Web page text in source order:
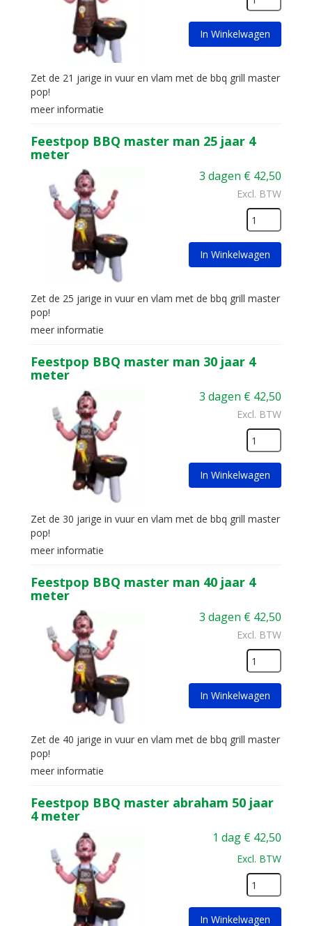
In Winkelwagen
Zet de 21 jarige in vuur en vlam met de bbq grill master
pop!
meer informatie
Feestpop BBQ master man 25 jaar 4
meter
3 dagen € 42,50
Excl. BTW
In Winkelwagen
Zet de 25 jarige in vuur en vlam met de bbq grill master
pop!
meer informatie
Feestpop BBQ master man 30 jaar 4
meter
3 dagen € 42,50
Excl. BTW
In Winkelwagen
Zet de 30 jarige in vuur en vlam met de bbq grill master
pop!
meer informatie
Feestpop BBQ master man 40 jaar 4
meter
3 dagen € 42,50
Excl. BTW
In Winkelwagen
Zet de 40 jarige in vuur en vlam met de bbq grill master
pop!
meer informatie
Feestpop BBQ master abraham 50 jaar
4 meter
1 dag € 42,50
Excl. BTW
In Winkelwagen